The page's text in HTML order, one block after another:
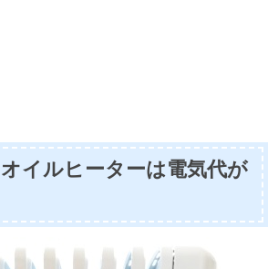
イルヒーターは電気代が